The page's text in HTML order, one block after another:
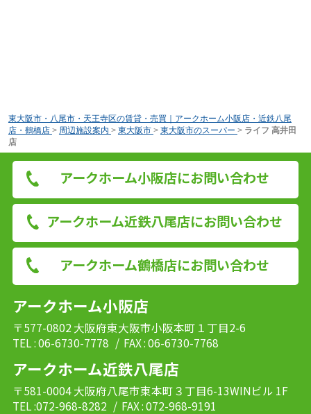
東大阪市・八尾市・天王寺区の賃貸・売買｜アークホーム小阪店・近鉄八尾
店・鶴橋店 > 周辺施設案内 > 東大阪市 > 東大阪市のスーパー > ライフ 高井田
店
アークホーム小阪店にお問い合わせ
アークホーム近鉄八尾店にお問い合わせ
アークホーム鶴橋店にお問い合わせ
アークホーム小阪店
〒577-0802 大阪府東大阪市小阪本町１丁目2-6
TEL : 06-6730-7778 / FAX : 06-6730-7768
アークホーム近鉄八尾店
〒581-0004 大阪府八尾市東本町３丁目6-13WINビル 1F
TEL :072-968-8282 / FAX : 072-968-9191